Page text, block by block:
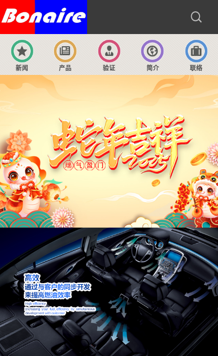
新闻 产品 验证 简介 联络